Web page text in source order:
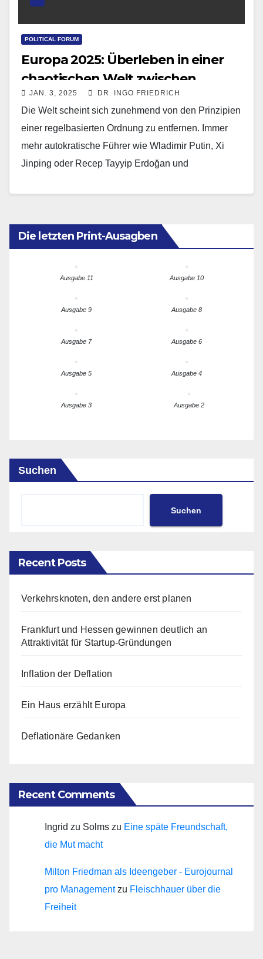
POLITICAL FORUM
Europa 2025: Überleben in einer
chaotischen Welt zwischen
Autokraten und Rabauken
JAN. 3, 2025 DR. INGO FRIEDRICH
Die Welt scheint sich zunehmend von den Prinzipien
einer regelbasierten Ordnung zu entfernen. Immer
mehr autokratische Führer wie Wladimir Putin, Xi
Jinping oder Recep Tayyip Erdoğan und
Die letzten Print-Ausagben
Ausgabe 11 Ausgabe 10
Ausgabe 9 Ausgabe 8
Ausgabe 7 Ausgabe 6
Ausgabe 5 Ausgabe 4
Ausgabe 3 Ausgabe 2
Suchen
Suchen
Recent Posts
Verkehrsknoten, den andere erst planen
Frankfurt und Hessen gewinnen deutlich an
Attraktivität für Startup-Gründungen
Inflation der Deflation
Ein Haus erzählt Europa
Deflationäre Gedanken
Recent Comments
Ingrid zu Solms zu Eine späte Freundschaft,
die Mut macht
Milton Friedman als Ideengeber - Eurojournal
pro Managementzu Fleischhauer über die
Freiheit